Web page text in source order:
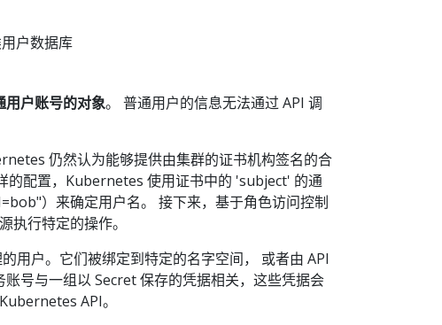
户数据库
户账号的对象。 普通用户的信息无法通过 API 调
仍然认为能够提供由集群的证书机构签名的合
的配置，Kubernetes 使用证书中的 'subject' 的通
）来确定用户名。 接下来，基于角色访问控制
执行特定的操作。
用户。它们被绑定到特定的名字空间， 或者由 API
号与一组以 Secret 保存的凭据相关，这些凭据会
API。